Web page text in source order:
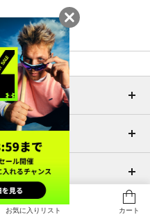
お気に入りリスト カート